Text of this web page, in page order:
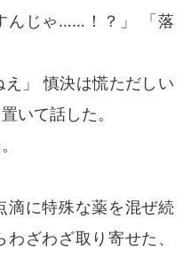
んじゃ……！？」 「落
」 慎決は慌ただしい
いて話した。
滴に特殊な薬を混ぜ続
ざわざ取り寄せた、